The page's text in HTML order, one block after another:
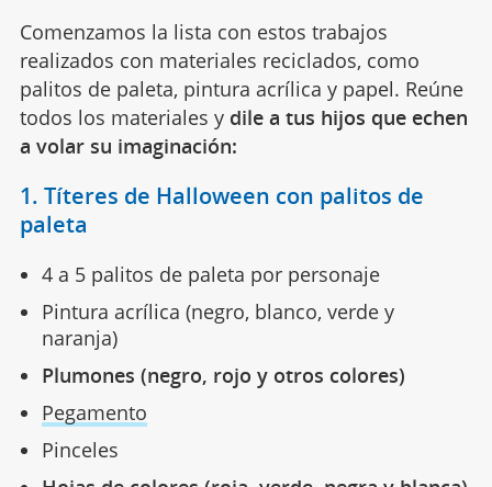
Comenzamos la lista con estos trabajos
realizados con materiales reciclados, como
palitos de paleta, pintura acrílica y papel. Reúne
todos los materiales y dile a tus hijos que echen
a volar su imaginación:
1. Títeres de Halloween con palitos de
paleta
4 a 5 palitos de paleta por personaje
Pintura acrílica (negro, blanco, verde y
naranja)
Plumones (negro, rojo y otros colores)
Pegamento
Pinceles